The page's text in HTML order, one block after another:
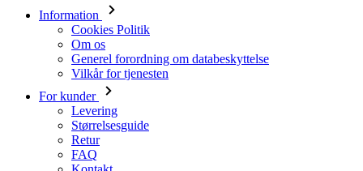
Information
Cookies Politik
Om os
Generel forordning om databeskyttelse
Vilkår for tjenesten
For kunder
Levering
Størrelsesguide
Retur
FAQ